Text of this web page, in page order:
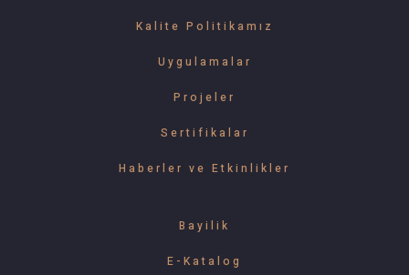
Kalite Politikamız
Uygulamalar
Projeler
Sertifikalar
Haberler ve Etkinlikler
Bayilik
E-Katalog